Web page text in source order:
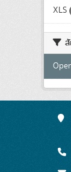
XLS